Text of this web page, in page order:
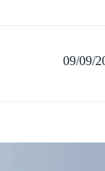
09/09/